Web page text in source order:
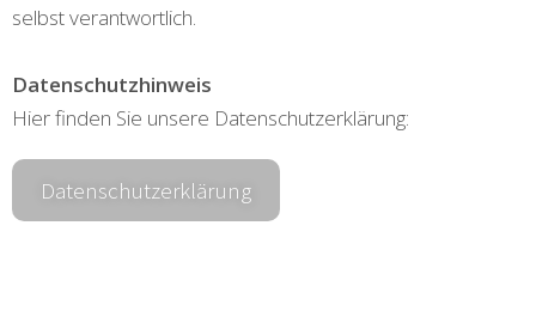
selbst verantwortlich.
Datenschutzhinweis
Hier finden Sie unsere Datenschutzerklärung:
Datenschutzerklärung